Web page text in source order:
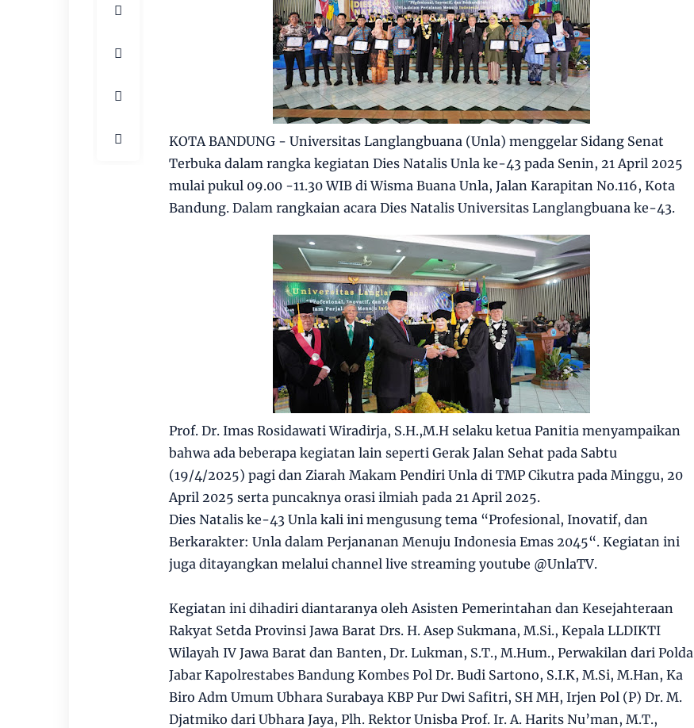
KOTA BANDUNG - Universitas Langlangbuana (Unla) menggelar Sidang Senat
Terbuka dalam rangka kegiatan Dies Natalis Unla ke-43 pada Senin, 21 April 2025
mulai pukul 09.00 -11.30 WIB di Wisma Buana Unla, Jalan Karapitan No.116, Kota
Bandung. Dalam rangkaian acara Dies Natalis Universitas Langlangbuana ke-43.
Prof. Dr. Imas Rosidawati Wiradirja, S.H.,M.H selaku ketua Panitia menyampaikan
bahwa ada beberapa kegiatan lain seperti Gerak Jalan Sehat pada Sabtu
(19/4/2025) pagi dan Ziarah Makam Pendiri Unla di TMP Cikutra pada Minggu, 20
April 2025 serta puncaknya orasi ilmiah pada 21 April 2025.
Dies Natalis ke-43 Unla kali ini mengusung tema “Profesional, Inovatif, dan
Berkarakter: Unla dalam Perjananan Menuju Indonesia Emas 2045“. Kegiatan ini
juga ditayangkan melalui channel live streaming youtube @UnlaTV.
Kegiatan ini dihadiri diantaranya oleh Asisten Pemerintahan dan Kesejahteraan
Rakyat Setda Provinsi Jawa Barat Drs. H. Asep Sukmana, M.Si., Kepala LLDIKTI
Wilayah IV Jawa Barat dan Banten, Dr. Lukman, S.T., M.Hum., Perwakilan dari Polda
Jabar Kapolrestabes Bandung Kombes Pol Dr. Budi Sartono, S.I.K, M.Si, M.Han, Ka
Biro Adm Umum Ubhara Surabaya KBP Pur Dwi Safitri, SH MH, Irjen Pol (P) Dr. M.
Djatmiko dari Ubhara Jaya, Plh. Rektor Unisba Prof. Ir. A. Harits Nu’man, M.T.,